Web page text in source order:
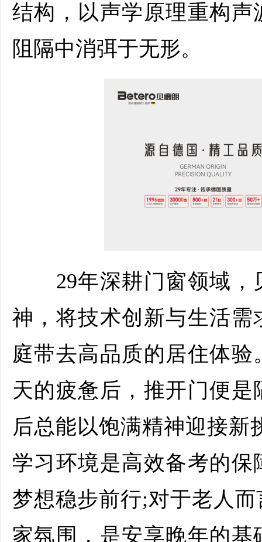
结构，以声学原理重构
阻隔中消弭于无形。
29年深耕门窗领域，
神，将技术创新与生活需
庭带去高品质的居住体
天的疲惫后，推开门便
后总能以饱满精神迎接新
学习环境是高效备考的
梦想稳步前行;对于老人
家氛围，是安享晚年的